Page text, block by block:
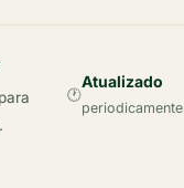
🕐
Atualizado
periodicamente